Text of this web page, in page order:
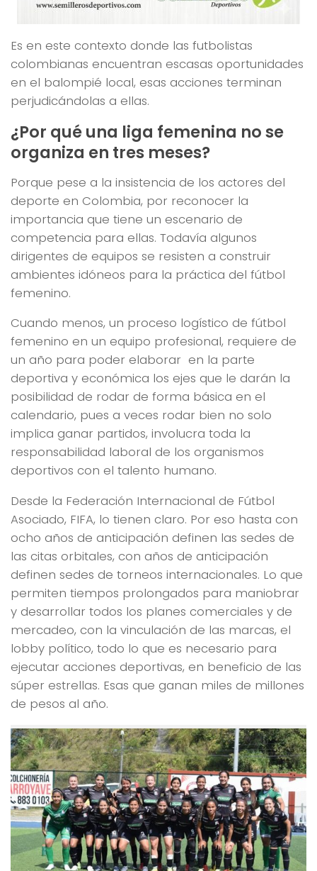
Es en este contexto donde las futbolistas
colombianas encuentran escasas oportunidades
en el balompié local, esas acciones terminan
perjudicándolas a ellas.
¿Por qué una liga femenina no se
organiza en tres meses?
Porque pese a la insistencia de los actores del
deporte en Colombia, por reconocer la
importancia que tiene un escenario de
competencia para ellas. Todavía algunos
dirigentes de equipos se resisten a construir
ambientes idóneos para la práctica del fútbol
femenino.
Cuando menos, un proceso logístico de fútbol
femenino en un equipo profesional, requiere de
un año para poder elaborar en la parte
deportiva y económica los ejes que le darán la
posibilidad de rodar de forma básica en el
calendario, pues a veces rodar bien no solo
implica ganar partidos, involucra toda la
responsabilidad laboral de los organismos
deportivos con el talento humano.
Desde la Federación Internacional de Fútbol
Asociado, FIFA, lo tienen claro. Por eso hasta con
ocho años de anticipación definen las sedes de
las citas orbitales, con años de anticipación
definen sedes de torneos internacionales. Lo que
permiten tiempos prolongados para maniobrar
y desarrollar todos los planes comerciales y de
mercadeo, con la vinculación de las marcas, el
lobby político, todo lo que es necesario para
ejecutar acciones deportivas, en beneficio de las
súper estrellas. Esas que ganan miles de millones
de pesos al año.